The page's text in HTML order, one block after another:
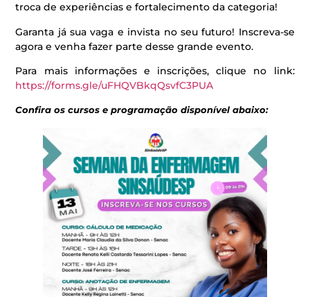
troca de experiências e fortalecimento da categoria!
Garanta já sua vaga e invista no seu futuro! Inscreva-se
agora e venha fazer parte desse grande evento.
Para mais informações e inscrições, clique no link:
https://forms.gle/uFHQVBkqQsvfC3PUA
Confira os cursos e programação disponível abaixo: